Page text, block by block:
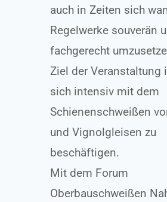
auch in Zeiten sich
Regelwerke souverän
fachgerecht
Ziel der Veranstaltung
sich intensiv mit dem
Schienenschweißen
und Vignolgleisen zu
beschäftigen.
Mit dem Forum
Oberbauschweißen